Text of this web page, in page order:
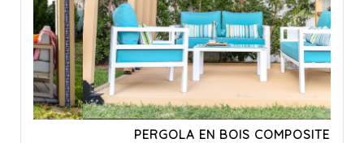
PERGOLA EN BOIS COMPOSITE